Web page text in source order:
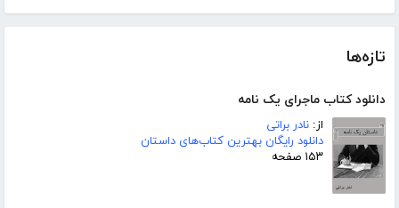
تازه‌ها
دانلود کتاب ماجرای یک نامه
از: نادر براتی
دانلود رایگان بهترین کتاب‌های داستان
۱۵۳ صفحه